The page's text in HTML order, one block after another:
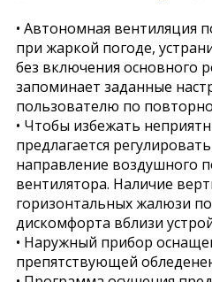
• Автономная вентиляция
при жаркой погоде,
без включения основного
запоминает заданные
пользователю по
• Чтобы избежать
предлагается
направление воздушного
вентилятора. Наличие
горизонтальных жалюзи
дискомфорта вблизи
• Наружный прибор
препятствующей